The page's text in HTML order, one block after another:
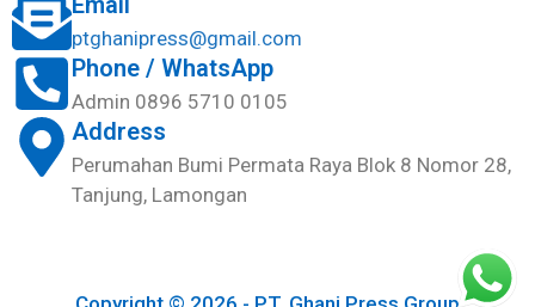
ptghanipress@gmail.com
Phone / WhatsApp
Admin 0896 5710 0105
Address
Perumahan Bumi Permata Raya Blok 8 Nomor 28,
Tanjung, Lamongan